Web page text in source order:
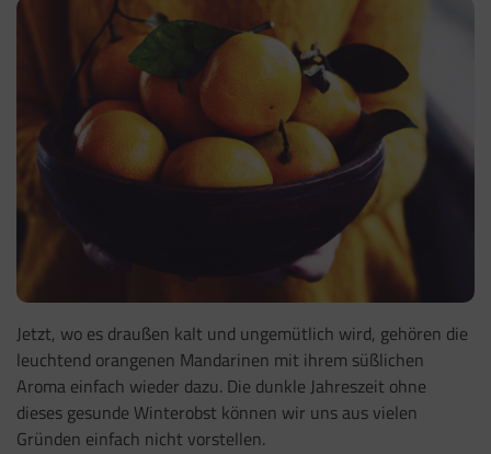
Jetzt, wo es draußen kalt und ungemütlich wird, gehören die
leuchtend orangenen Mandarinen mit ihrem süßlichen
Aroma einfach wieder dazu. Die dunkle Jahreszeit ohne
dieses gesunde Winterobst können wir uns aus vielen
Gründen einfach nicht vorstellen.